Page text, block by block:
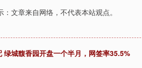
文章来自网络，不代表本站观点。
绿城馥香园开盘一个半月，网签率35.5%